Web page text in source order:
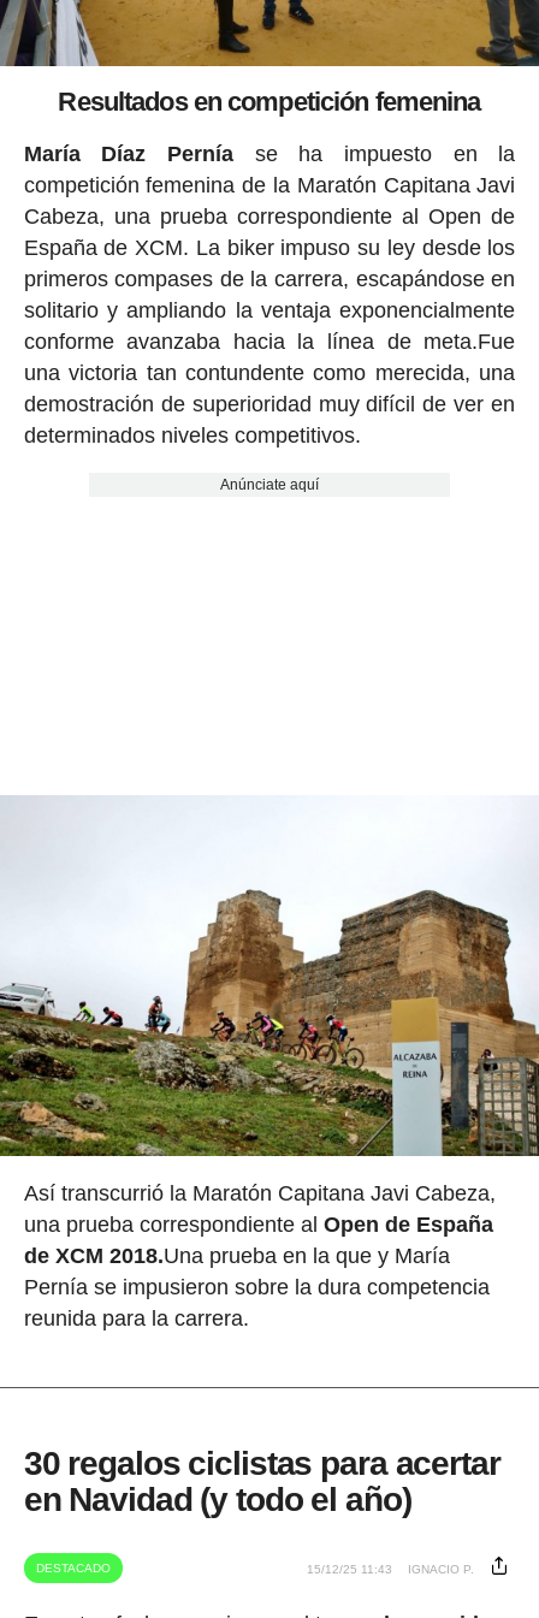
Resultados en competición femenina
María Díaz Pernía se ha impuesto en la
competición femenina de la Maratón Capitana Javi
Cabeza, una prueba correspondiente al Open de
España de XCM. La biker impuso su ley desde los
primeros compases de la carrera, escapándose en
solitario y ampliando la ventaja exponencialmente
conforme avanzaba hacia la línea de meta.Fue
una victoria tan contundente como merecida, una
demostración de superioridad muy difícil de ver en
determinados niveles competitivos.
Anúnciate aquí
Así transcurrió la Maratón Capitana Javi Cabeza,
una prueba correspondiente al Open de España
de XCM 2018.Una prueba en la que y María
Pernía se impusieron sobre la dura competencia
reunida para la carrera.
30 regalos ciclistas para acertar
en Navidad (y todo el año)
DESTACADO 15/12/25 11:43 IGNACIO P.